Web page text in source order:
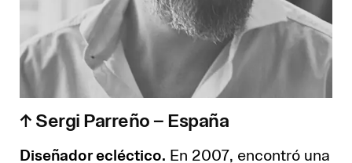
↑ Sergi Parreño – España
Diseñador ecléctico. En 2007, encontró una